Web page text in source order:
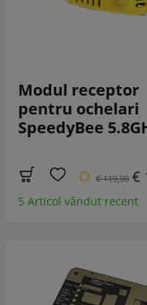
Modul receptor
pentru ochelari
SpeedyBee
€ 119,90 €
5 Articol vândut recent